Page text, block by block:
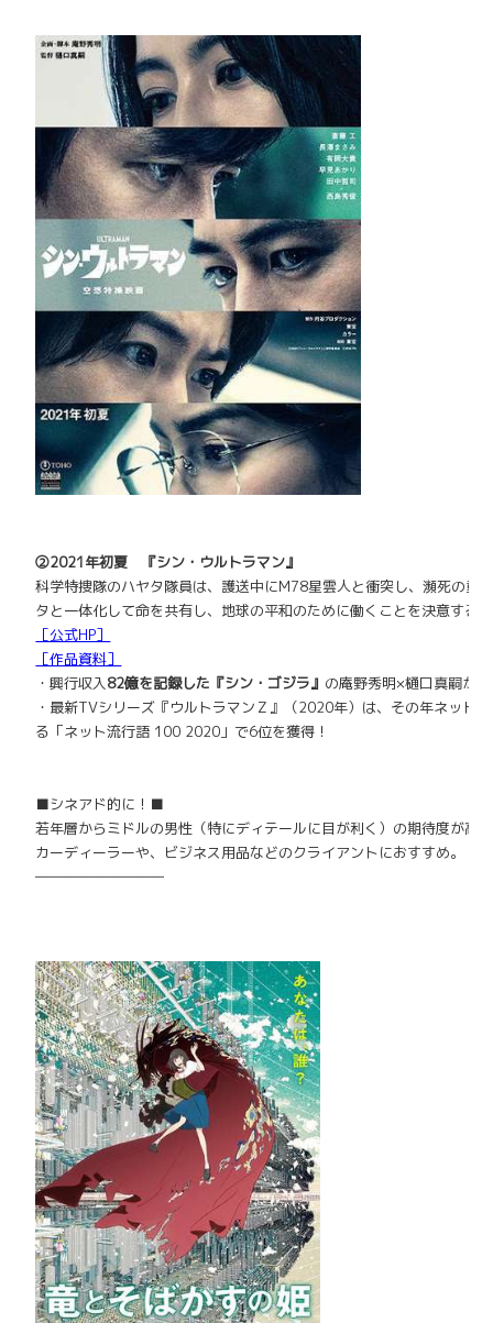
②2021年初夏
『シン・ウルトラマン』
科学特捜隊のハヤタ隊員は、護送中にM78星雲人と衝突し、瀕死の重
タと一体化して命を共有し、 地球の平和のために働くことを決意する。
［公式HP］
［作品資料］
・興行収入82億を記録した『シン・ゴジラ』 の庵野秀明×樋口真嗣が
・最新TVシリーズ『ウルトラマンＺ』（2020年）は、 その年ネット
る「ネット流行語 100 2020」で6位を獲得！
■シネアド的に！■
若年層からミドルの男性（特にディテールに目が利く） の期待度が高
カーディーラーや、ビジネス用品などのクライアントにおすすめ。
―――――――――